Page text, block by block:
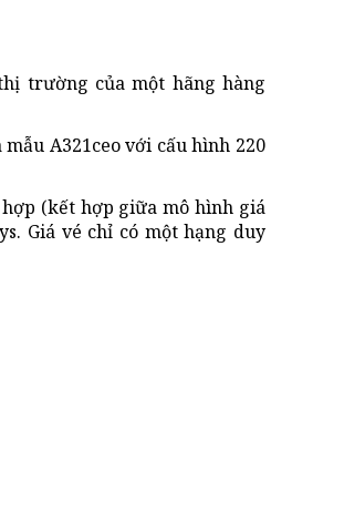
trường của một hãng hàng
A321ceo với cấu hình 220
(kết hợp giữa mô hình giá
Giá vé chỉ có một hạng duy